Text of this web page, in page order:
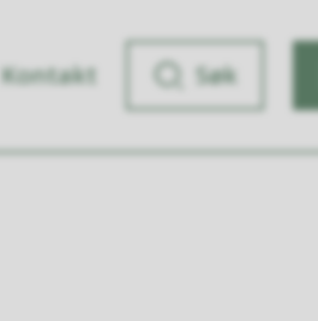
Kontakt Søk